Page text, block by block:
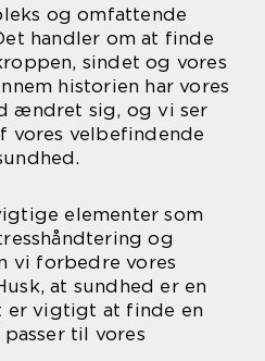
og omfattende
handler om at finde
sindet og vores
historien har vores
ændret sig, og vi ser
vores velbefindende
elementer som
og
vi forbedre vores
at sundhed er en
er vigtigt at finde en
til vores